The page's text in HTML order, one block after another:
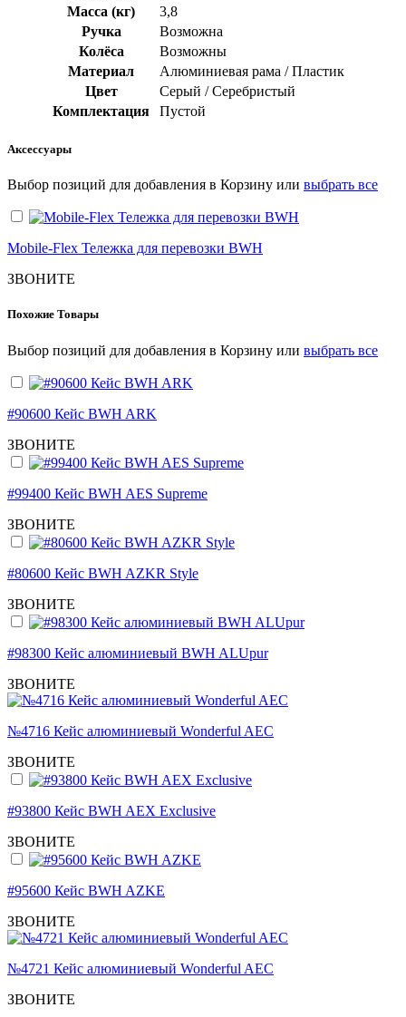
Масса (кг)
3,8
Ручка
Возможна
Колёса
Возможны
Материал
Алюминиевая рама / Пластик
Цвет
Серый / Серебристый
Комплектация
Пустой
Аксессуары
Выбор позиций для добавления в Корзину или выбрать все
Mobile-Flex Тележка для перевозки BWH
ЗВОНИТЕ
Похожие Товары
Выбор позиций для добавления в Корзину или выбрать все
#90600 Кейс BWH ARK
ЗВОНИТЕ
#99400 Кейс BWH AES Supreme
ЗВОНИТЕ
#80600 Кейс BWH AZKR Style
ЗВОНИТЕ
#98300 Кейс алюминиевый BWH ALUpur
ЗВОНИТЕ
№4716 Кейс алюминиевый Wonderful AEC
ЗВОНИТЕ
#93800 Кейс BWH AEX Exclusive
ЗВОНИТЕ
#95600 Кейс BWH AZKE
ЗВОНИТЕ
№4721 Кейс алюминиевый Wonderful AEC
ЗВОНИТЕ